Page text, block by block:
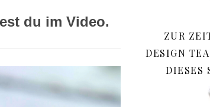
du im Video.
ZUR
DESIGN
DIESES